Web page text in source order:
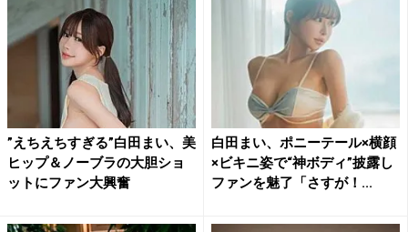
”えちえちすぎる”白田まい、美
ヒップ＆ノーブラの大胆ショ
ットにファン大興奮
白田まい、ポニーテール×横顔
×ビキニ姿で“神ボディ”披露し
ファンを魅了「さすが！...